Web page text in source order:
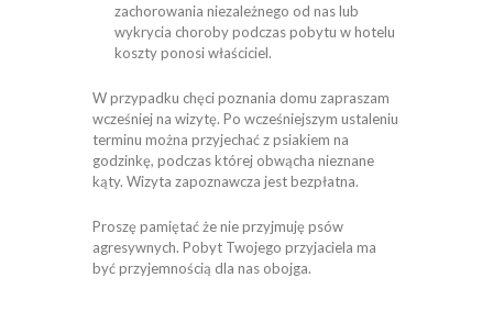
zachorowania niezależnego od nas lub
wykrycia choroby podczas pobytu w hotelu
koszty ponosi właściciel.
W przypadku chęci poznania domu zapraszam
wcześniej na wizytę. Po wcześniejszym ustaleniu
terminu można przyjechać z psiakiem na
godzinkę, podczas której obwącha nieznane
kąty. Wizyta zapoznawcza jest bezpłatna.
Proszę pamiętać że nie przyjmuję psów
agresywnych. Pobyt Twojego przyjaciela ma
być przyjemnością dla nas obojga.